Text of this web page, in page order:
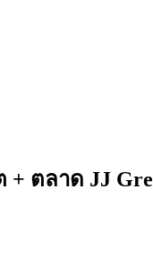
ลาด JJ